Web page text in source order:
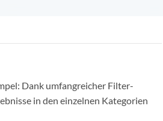
Dank umfangreicher Filter-
in den einzelnen Kategorien